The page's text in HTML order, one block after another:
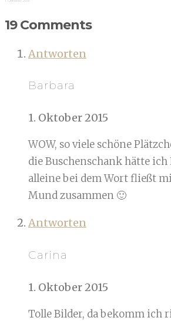
19 Comments
Antworten
Barbara
1. Oktober 2015
WOW, so viele schöne
die Buschenschank hätte ich
alleine bei dem Wort fließt
Mund zusammen 🙂
Antworten
Carina
1. Oktober 2015
Tolle Bilder, da bekomm ich